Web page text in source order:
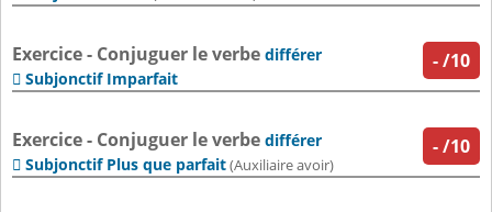
-/10
Exercice - Conjuguer le verbe différer
 Subjonctif Imparfait
-/10
Exercice - Conjuguer le verbe différer
 Subjonctif Plus que parfait(Auxiliaire avoir)